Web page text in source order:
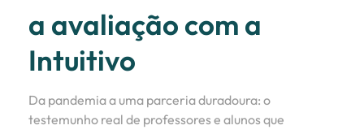
a avaliação com a
Intuitivo
Da pandemia a uma parceria duradoura: o
testemunho real de professores e alunos que